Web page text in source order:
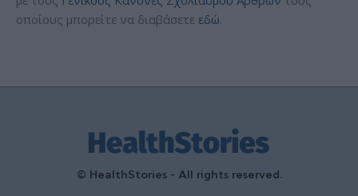
οποίους μπορείτε να διαβάσετε εδώ.
© HealthStories - All rights reserved.